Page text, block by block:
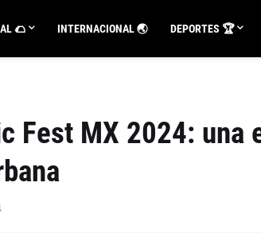
🌮 INTERNACIONAL 🌏 DEPORTES 🏆
Fest MX 2024: una